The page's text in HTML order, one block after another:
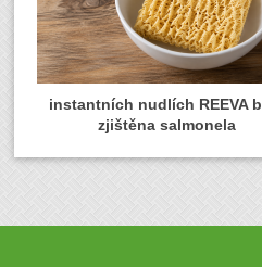
instantních nudlích REEVA
zjištěna salmonela